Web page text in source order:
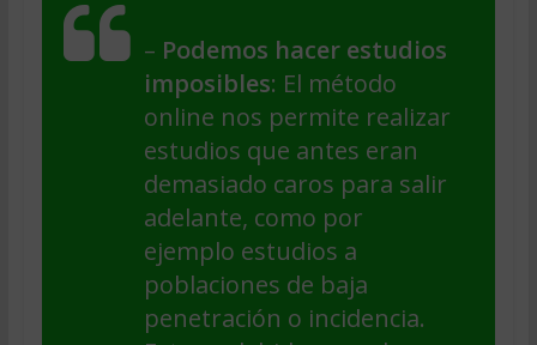
– Podemos hacer estudios
imposibles: El método
online nos permite realizar
estudios que antes eran
demasiado caros para salir
adelante, como por
ejemplo estudios a
poblaciones de baja
penetración o incidencia.